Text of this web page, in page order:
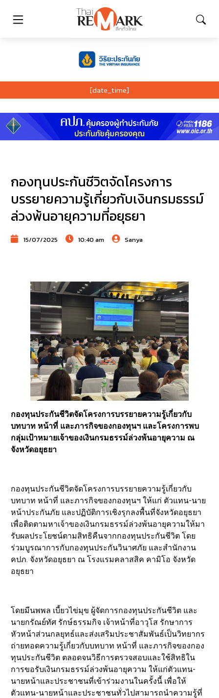
[date_time]
กองทุนประกันชีวิตจัดโครงการ
บรรยายความรู้เกี่ยวกับเงินกรมธรรม์
ล่วงพ้นอายุความที่อยุธยา
15/07/2025 10:40 am Sanya
กองทุนประกันชีวิตจัดโครงการบรรยายความรู้เกี่ยวกับ
บทบาท หน้าที่ และภารกิจของกองทุนฯ และโครงการพบ
กลุ่มเป้าหมายเจ้าของเงินกรมธรรม์ล่วงพ้นอายุความ ณ
จังหวัดอยุธยา
กองทุนประกันชีวิตจัดโครงการบรรยายความรู้เกี่ยวกับ
บทบาท หน้าที่ และภารกิจของกองทุนฯ ให้แก่ ตัวแทน-นาย
หน้าประกันภัย และปฏิบัติการเชิงรุกลงพื้นที่จังหวัดอยุธยา
เพื่อติดตามหาเจ้าของเงินกรมธรรม์ล่วงพ้นอายุความให้มา
รับผลประโยชน์ตามสิทธิคืนจากกองทุนประกันชีวิต โดย
ร่วมบูรณาการกับกองทุนประกันวินาศภัย และสำนักงาน
คปภ. จังหวัดอยุธยา ณ โรงแรมคลาสสิค คามิโอ จังหวัด
อยุธยา
โดยมีนพพล เบี้ยวไข่มุข ผู้จัดการกองทุนประกันชีวิต และ
นายกรัณย์ทัศ รักษ์ธรรมกิจ เจ้าหน้าที่อาวุโส รักษาการ
หัวหน้าส่วนกลยุทธ์และส่งเสริมประชาสัมพันธ์เป็นวิทยากร
ถ่ายทอดความรู้เกี่ยวกับบทบาท หน้าที่ และภารกิจของกอง
ทุนประกันชีวิต ตลอดจนวิธีการตรวจสอบและใช้สิทธิใน
การขอรับเงินกรมธรรม์ล่วงพ้นอายุความ ให้แก่ตัวแทน-
นายหน้าและประชาชนที่เข้าร่วมงานในครั้งนี้ เพื่อให้
ตัวแทน-นายหน้าและประชาชนทั่วไปสามารถนำความรู้ที่